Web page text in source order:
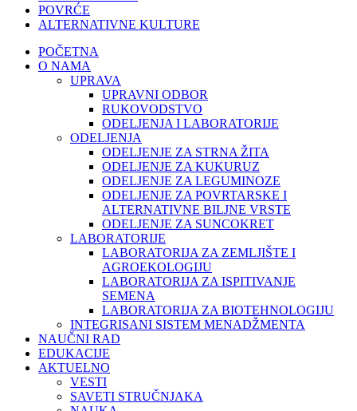
POVRĆE
ALTERNATIVNE KULTURE
POČETNA
O NAMA
UPRAVA
UPRAVNI ODBOR
RUKOVODSTVO
ODELJENJA I LABORATORIJE
ODELJENJA
ODELJENJE ZA STRNA ŽITA
ODELJENJE ZA KUKURUZ
ODELJENJE ZA LEGUMINOZE
ODELJENJE ZA POVRTARSKE I
ALTERNATIVNE BILJNE VRSTE
ODELJENJE ZA SUNCOKRET
LABORATORIJE
LABORATORIJA ZA ZEMLJIŠTE I
AGROEKOLOGIJU
LABORATORIJA ZA ISPITIVANJE
SEMENA
LABORATORIJA ZA BIOTEHNOLOGIJU
INTEGRISANI SISTEM MENADŽMENTA
NAUČNI RAD
EDUKACIJE
AKTUELNO
VESTI
SAVETI STRUČNJAKA